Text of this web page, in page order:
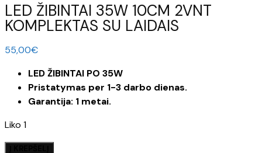
LED ŽIBINTAI 35W 10CM 2VNT
KOMPLEKTAS SU LAIDAIS
55,00€
LED ŽIBINTAI PO 35W
Pristatymas per 1-3 darbo dienas.
Garantija: 1 metai.
Liko 1